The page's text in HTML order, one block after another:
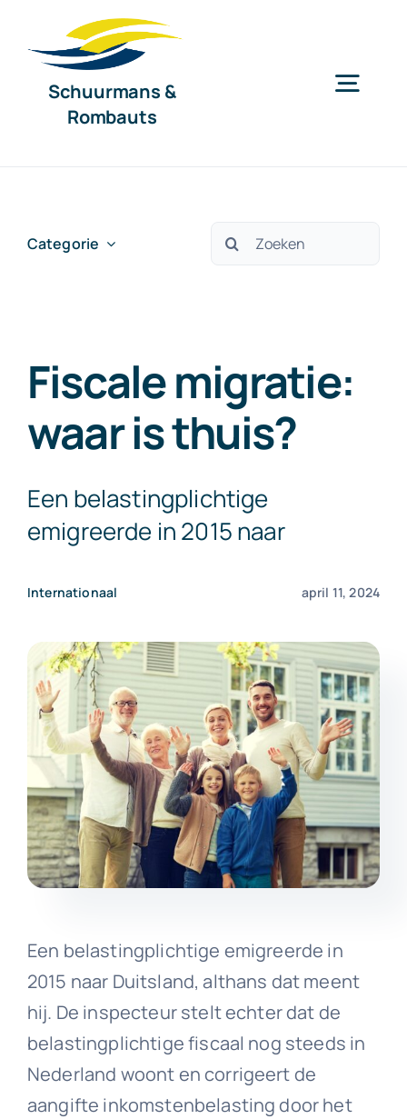
naar
Schuurmans &
Rombauts
Nieuws
Exact Online
Neem contact op!
Categorie
Zoeken
Fiscale migratie:
waar is thuis?
Een belastingplichtige
emigreerde in 2015 naar
Internationaal april 11, 2024
Een belastingplichtige emigreerde in
2015 naar Duitsland, althans dat meent
hij. De inspecteur stelt echter dat de
belastingplichtige fiscaal nog steeds in
Nederland woont en corrigeert de
aangifte inkomstenbelasting door het